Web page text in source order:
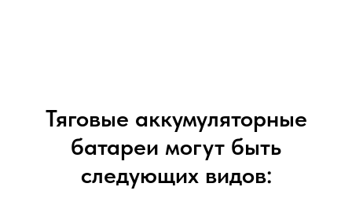
Тяговые аккумуляторные
батареи могут быть
следующих видов: